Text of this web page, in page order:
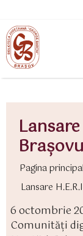
Lansare
Pagina
Lansare
6 octombrie
Comunități